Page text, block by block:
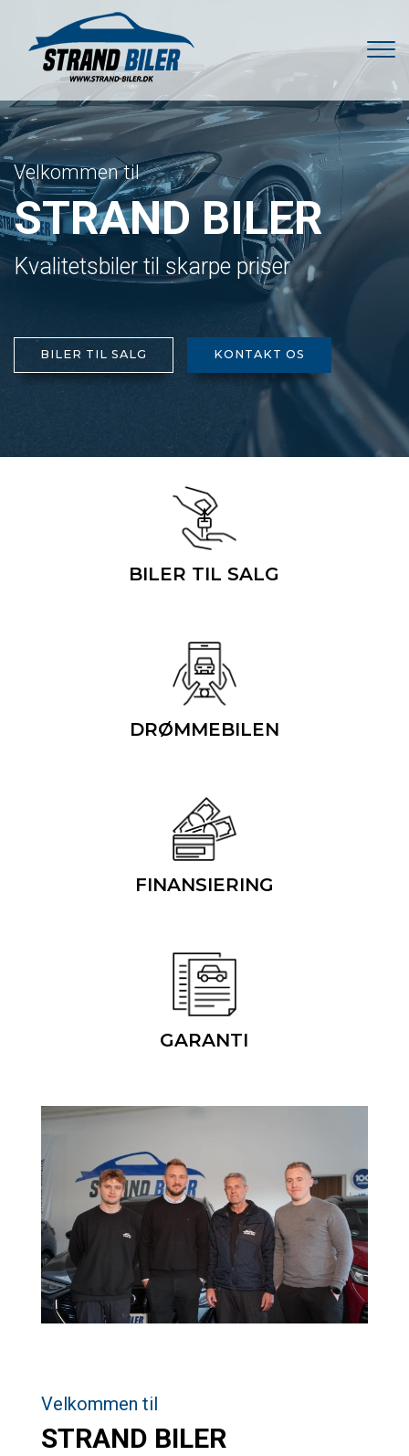
hovedindhold
Velkommen til
STRAND BILER
Kvalitetsbiler til skarpe priser
BILER TIL SALG KONTAKT OS
BILER TIL SALG
DRØMMEBILEN
FINANSIERING
GARANTI
Velkommen til
STRAND BILER